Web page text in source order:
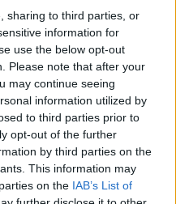
sharing to third parties, or
information for
use the below opt-out
Please note that after your
may continue seeing
information utilized by
to third parties prior to
opt-out of the further
by third parties on the
This information may
on the IAB’s List of
Korean Fried
Chicken
Pølsebord -
Pålægsfad
Ostebord
Frikabab
Paninibrød